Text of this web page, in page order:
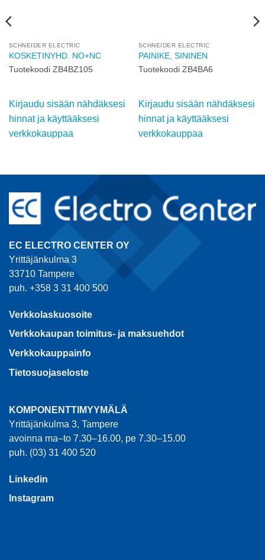
SCHNEIDER ELECTRIC
KOSKETINYHD. NO+NC
Tuotekoodi ZB4BZ105
Kirjaudu sisään nähdäksesi
hinnat ja käyttääksesi
verkkokauppaa
SCHNEIDER ELECTRIC
PAINIKE, SININEN
Tuotekoodi ZB4BA6
Kirjaudu sisään nähdäksesi
hinnat ja käyttääksesi
verkkokauppaa
EC ELECTRO CENTER OY
Yrittäjänkulma 3
33710 Tampere
puh. +358 3 31 400 500
Verkkolaskuosoite
Verkkokaupan toimitus- ja maksuehdot
Verkkokauppainfo
Tietosuojaseloste
KOMPONENTTIMYYMÄLÄ
Yrittäjänkulma 3, Tampere
avoinna ma–to 7.30–16.00, pe 7.30–15.00
puh. (03) 31 400 520
Linkedin
Instagram